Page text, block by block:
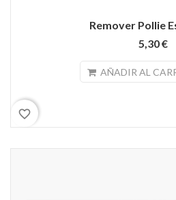
Remover Pollie
5,30 €
AÑADIR AL
favorite_border